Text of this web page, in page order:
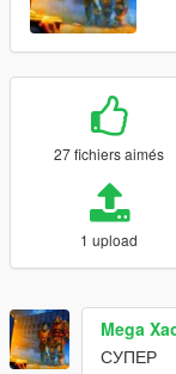
27 fichiers aimés
1 upload
Mega
СУПЕР